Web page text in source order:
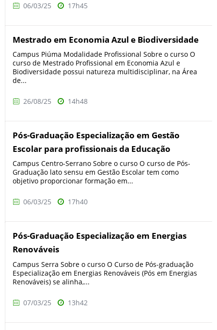
06/03/25 17h45
Mestrado em Economia Azul e Biodiversidade
Campus Piúma Modalidade Profissional Sobre o curso O
curso de Mestrado Profissional em Economia Azul e
Biodiversidade possui natureza multidisciplinar, na Área
de...
26/08/25 14h48
Pós-Graduação Especialização em Gestão
Escolar para profissionais da Educação
Campus Centro-Serrano Sobre o curso O curso de Pós-
Graduação lato sensu em Gestão Escolar tem como
objetivo proporcionar formação em...
06/03/25 17h40
Pós-Graduação Especialização em Energias
Renováveis
Campus Serra Sobre o curso O Curso de Pós-graduação
Especialização em Energias Renováveis (Pós em Energias
Renováveis) se alinha,...
07/03/25 13h42